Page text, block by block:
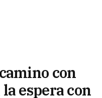
con
espera con